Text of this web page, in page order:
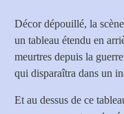
Décor dépouillé, la
un tableau étendu en
meurtres depuis la
qui disparaîtra dans un
Et au dessus de ce